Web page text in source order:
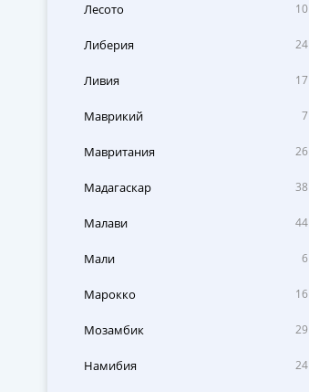
Лесото 10
Либерия 24
Ливия 17
Маврикий 7
Мавритания 26
Мадагаскар 38
Малави 44
Мали 6
Марокко 16
Мозамбик 29
Намибия 24